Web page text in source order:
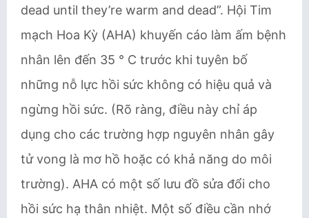
dead until they’re warm and dead”. Hội Tim
mạch Hoa Kỳ (AHA) khuyến cáo làm ấm bệnh
nhân lên đến 35 ° C trước khi tuyên bố
những nỗ lực hồi sức không có hiệu quả và
ngừng hồi sức. (Rõ ràng, điều này chỉ áp
dụng cho các trường hợp nguyên nhân gây
tử vong là mơ hồ hoặc có khả năng do môi
trường). AHA có một số lưu đồ sửa đổi cho
hồi sức hạ thân nhiệt. Một số điều cần nhớ